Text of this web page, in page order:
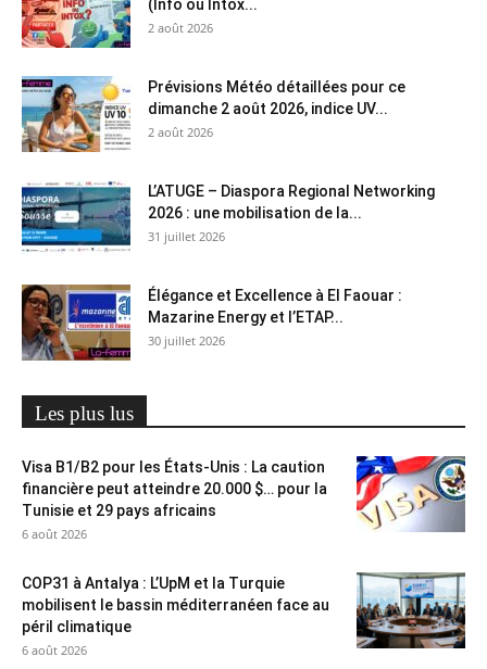
(Info ou Intox...
2 août 2026
Prévisions Météo détaillées pour ce
dimanche 2 août 2026, indice UV...
2 août 2026
L’ATUGE – Diaspora Regional Networking
2026 : une mobilisation de la...
31 juillet 2026
Élégance et Excellence à El Faouar :
Mazarine Energy et l’ETAP...
30 juillet 2026
Les plus lus
Visa B1/B2 pour les États-Unis : La caution
financière peut atteindre 20.000 $… pour la
Tunisie et 29 pays africains
6 août 2026
COP31 à Antalya : L’UpM et la Turquie
mobilisent le bassin méditerranéen face au
péril climatique
6 août 2026